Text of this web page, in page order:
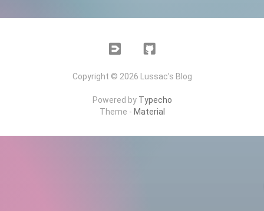
V2EX Github
Copyright © 2026 Lussac's Blog
Powered by Typecho
Theme - Material